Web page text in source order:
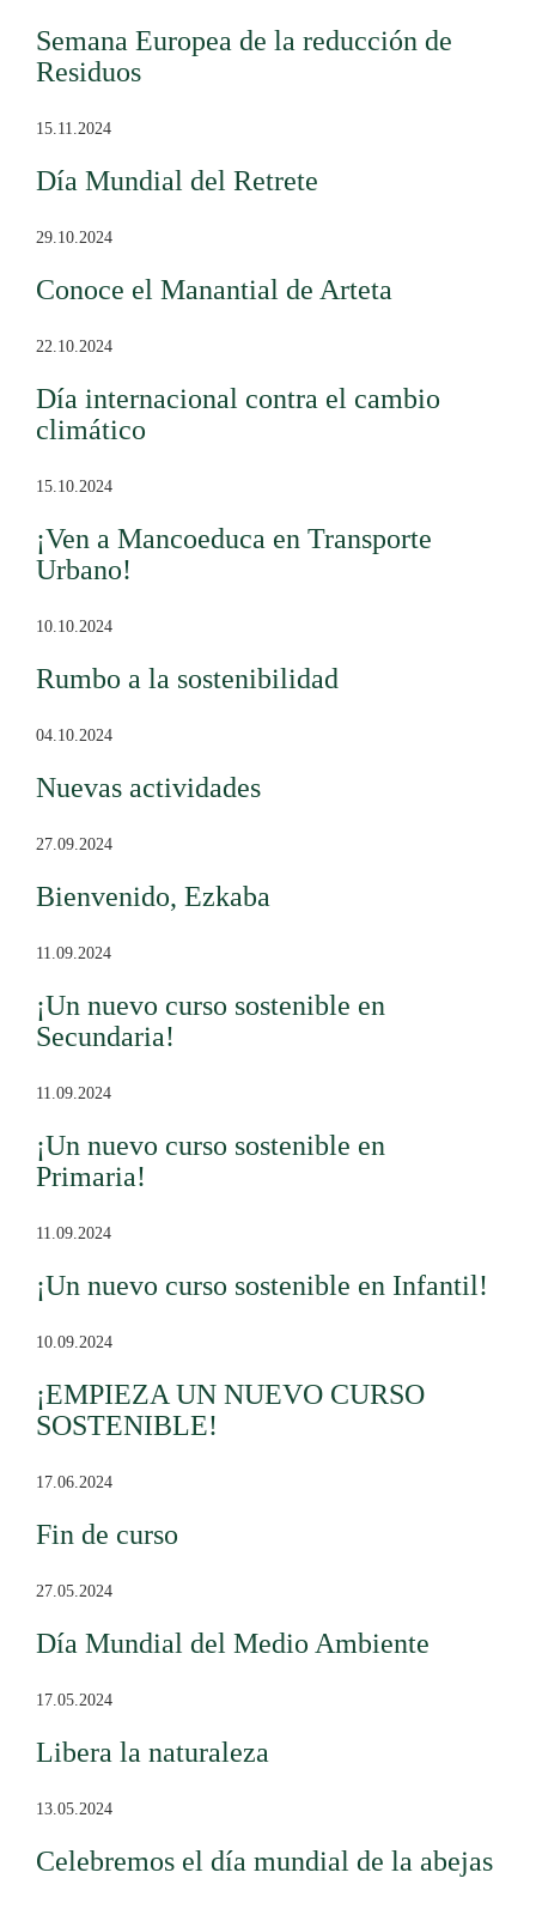
Semana Europea de la reducción de
Residuos
15.11.2024
Día Mundial del Retrete
29.10.2024
Conoce el Manantial de Arteta
22.10.2024
Día internacional contra el cambio
climático
15.10.2024
¡Ven a Mancoeduca en Transporte
Urbano!
10.10.2024
Rumbo a la sostenibilidad
04.10.2024
Nuevas actividades
27.09.2024
Bienvenido, Ezkaba
11.09.2024
¡Un nuevo curso sostenible en
Secundaria!
11.09.2024
¡Un nuevo curso sostenible en
Primaria!
11.09.2024
¡Un nuevo curso sostenible en Infantil!
10.09.2024
¡EMPIEZA UN NUEVO CURSO
SOSTENIBLE!
17.06.2024
Fin de curso
27.05.2024
Día Mundial del Medio Ambiente
17.05.2024
Libera la naturaleza
13.05.2024
Celebremos el día mundial de la abejas